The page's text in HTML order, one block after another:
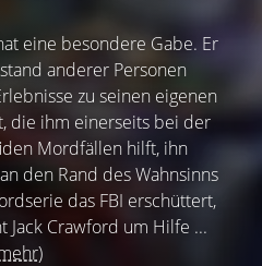
eine besondere Gabe. Er
anderer Personen
zu seinen eigenen
die ihm einerseits bei der
Mordfällen hilft, ihn
den Rand des Wahnsinns
das FBI erschüttert,
Jack Crawford um Hilfe ...